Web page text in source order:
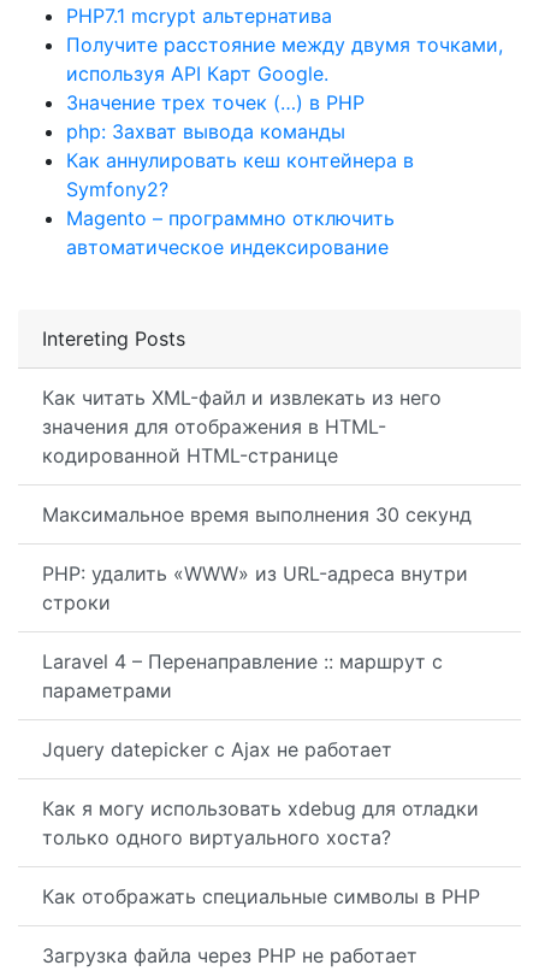
Intereting Posts
Как читать XML-файл и извлекать из него
значения для отображения в HTML-
кодированной HTML-странице
Максимальное время выполнения 30 секунд
PHP: удалить «WWW» из URL-адреса внутри
строки
Laravel 4 – Перенаправление :: маршрут с
параметрами
Jquery datepicker с Ajax не работает
Как я могу использовать xdebug для отладки
только одного виртуального хоста?
Как отображать специальные символы в PHP
Загрузка файла через PHP не работает
PHP7.1 mcrypt альтернатива
Получите расстояние между двумя точками,
используя API Карт Google.
Значение трех точек (…) в PHP
php: Захват вывода команды
Как аннулировать кеш контейнера в
Symfony2?
Magento – программно отключить
автоматическое индексирование